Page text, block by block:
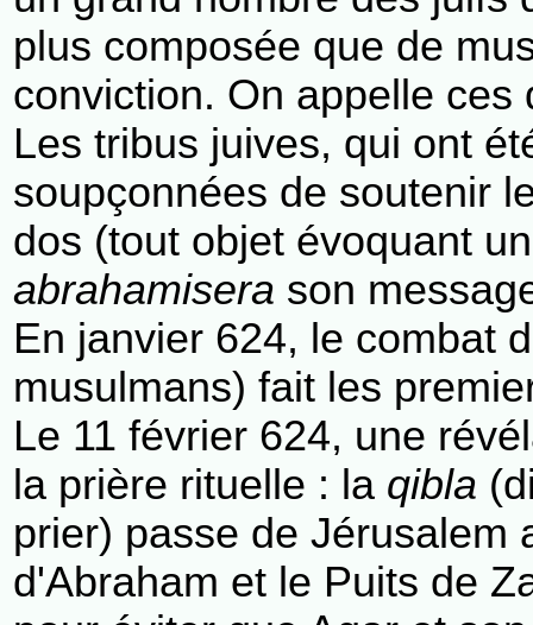
plus composée que de
conviction. On appelle
Les tribus juives, qui ont
soupçonnées de soutenir
dos (tout objet évoquant
abrahamisera son
En janvier 624, le combat
musulmans) fait les
Le 11 février 624, une
la prière rituelle : la qibla
prier) passe de Jérusalem
d'Abraham et le Puits de